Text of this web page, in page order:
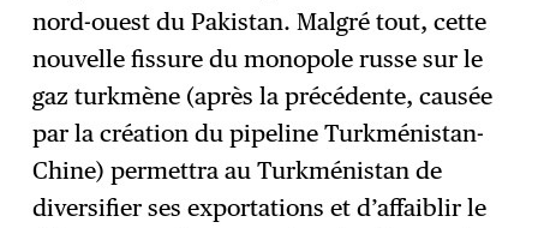
nord-ouest du Pakistan. Malgré tout, cette
nouvelle fissure du monopole russe sur le
gaz turkmène (après la précédente, causée
par la création du pipeline Turkménistan-
Chine) permettra au Turkménistan de
diversifier ses exportations et d’affaiblir le